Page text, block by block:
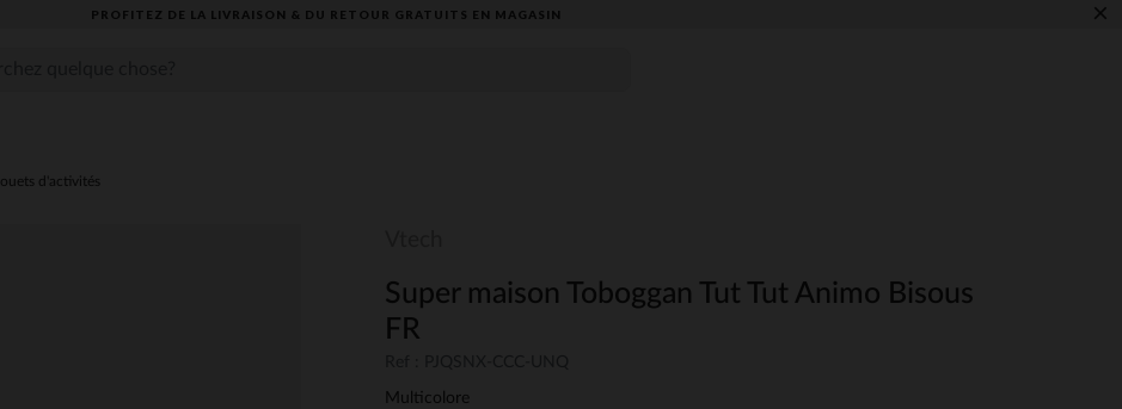
PROFITEZ DE LA LIVRAISON & DU RETOUR GRATUITS EN MAGASIN​ ×
Jouets d'activités
Super maison Toboggan Tut Tut Animo Bisous
FR
Multicolore